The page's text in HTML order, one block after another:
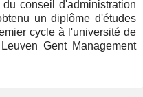
conseil d'administration
un diplôme d'études
cycle à l'université de
Gent Management